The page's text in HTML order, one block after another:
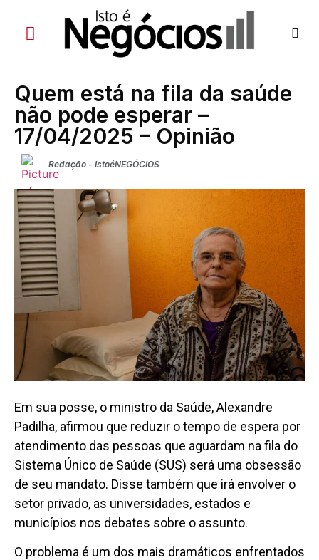
Quem está na fila da saúde
não pode esperar –
17/04/2025 – Opinião
Redação - IstoéNEGÓCIOS
Em sua posse, o ministro da Saúde, Alexandre
Padilha, afirmou que reduzir o tempo de espera por
atendimento das pessoas que aguardam na fila do
Sistema Único de Saúde (SUS) será uma obsessão
de seu mandato. Disse também que irá envolver o
setor privado, as universidades, estados e
municípios nos debates sobre o assunto.
O problema é um dos mais dramáticos enfrentados